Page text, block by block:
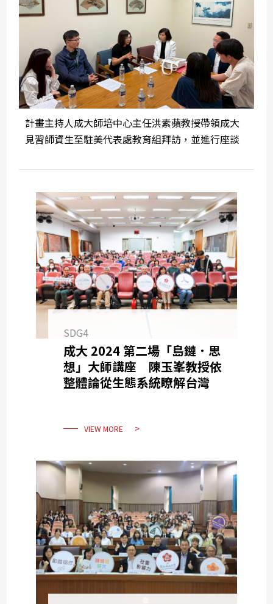
計畫主持人成大師培中心主任洪素蘋教授帶領成大
見習師資生至駐美代表處教育組拜訪，並進行座談
SDG4
成大 2024 第二場「島鏈．思
想」大師講座 陳玉峯教授依
整體論從生態系統瞭解台灣
VIEW MORE